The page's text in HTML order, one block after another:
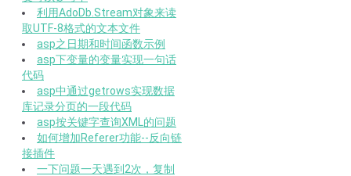
利用AdoDb.Stream对象来读
取UTF-8格式的文本文件
asp之日期和时间函数示例
asp下变量的变量实现一句话
代码
asp中通过getrows实现数据
库记录分页的一段代码
asp按关键字查询XML的问题
如何增加Referer功能--反向链
接插件
一下问题一天遇到2次，复制